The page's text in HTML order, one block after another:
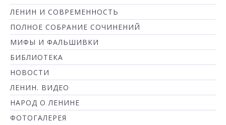
ЛЕНИН И СОВРЕМЕННОСТЬ
ПОЛНОЕ СОБРАНИЕ СОЧИНЕНИЙ
МИФЫ И ФАЛЬШИВКИ
БИБЛИОТЕКА
НОВОСТИ
ЛЕНИН. ВИДЕО
НАРОД О ЛЕНИНЕ
ФОТОГАЛЕРЕЯ